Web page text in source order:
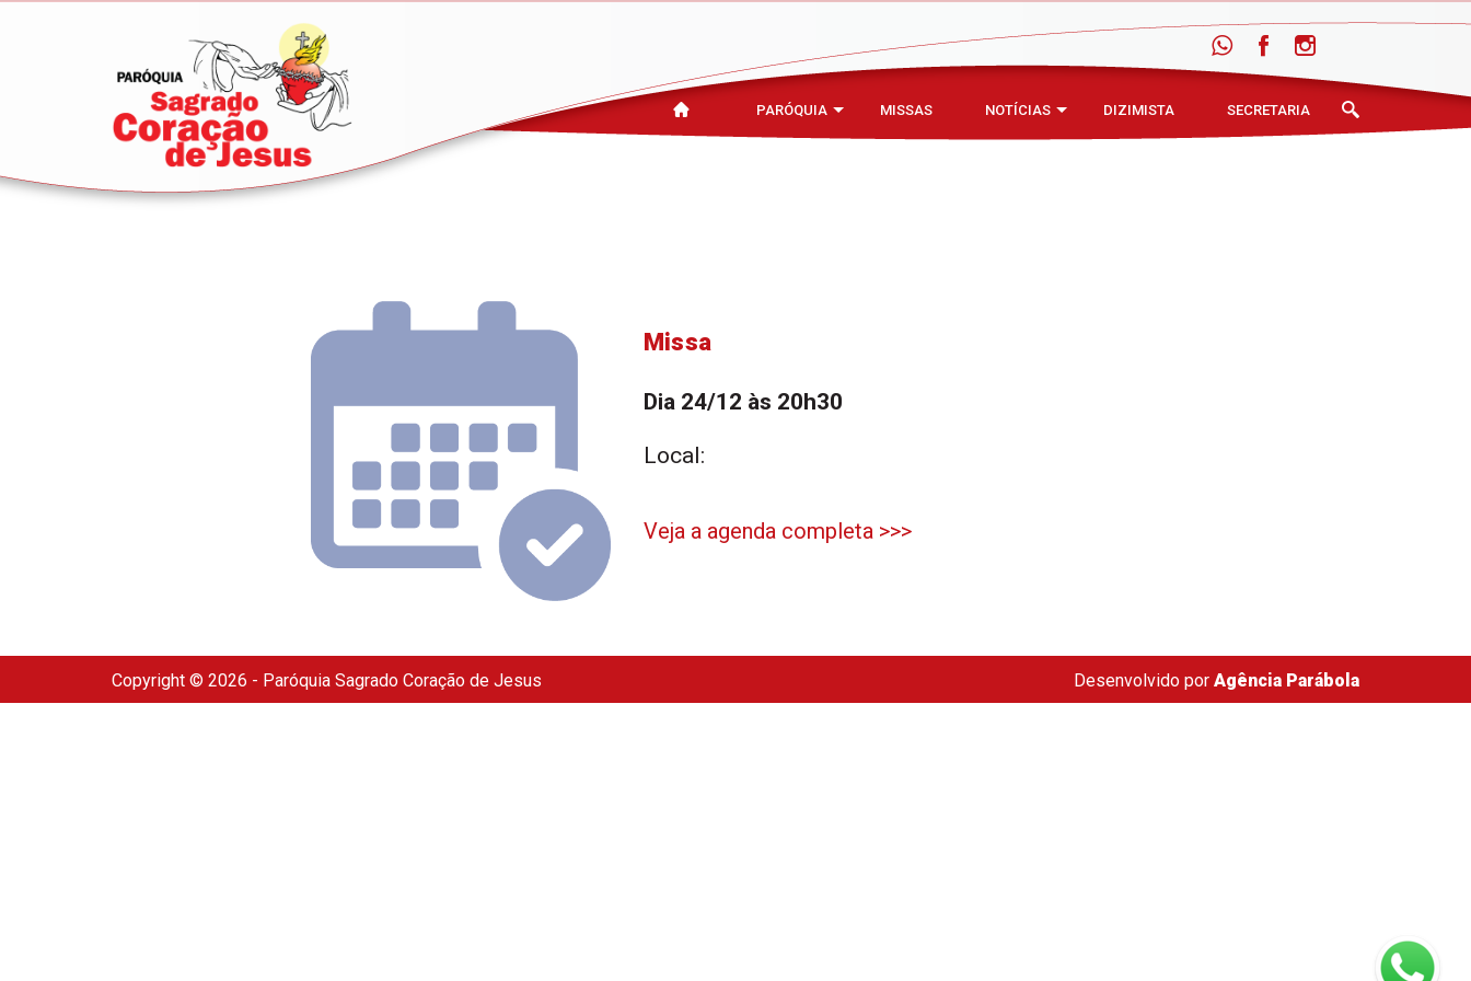
PARÓQUIA MISSAS NOTÍCIAS DIZIMISTA SECRETARIA
Missa
Dia 24/12 às 20h30
Local:
Veja a agenda completa >>>
Copyright © 2026 - Paróquia Sagrado Coração de Jesus Desenvolvido por Agência Parábola